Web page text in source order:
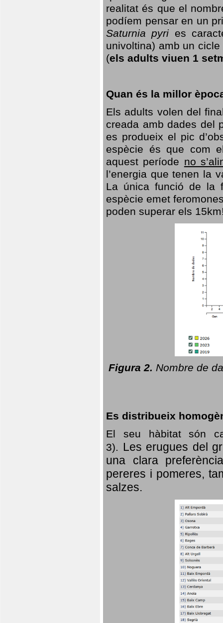
realitat és que el
podíem pensar en un
Saturnia pyri es
univoltina) amb un
(els adults viuen 1
Quan és la millor
Els adults volen del
creada amb dades del
es produeix el pic
espècie és que com
aquest període no
l’energia que tenen la
La única funció de la
espècie emet
poden superar els
Figura 2. Nombre de
Es distribueix
El seu hàbitat són
3). Les erugues del
una clara
pereres i pomeres,
salzes.